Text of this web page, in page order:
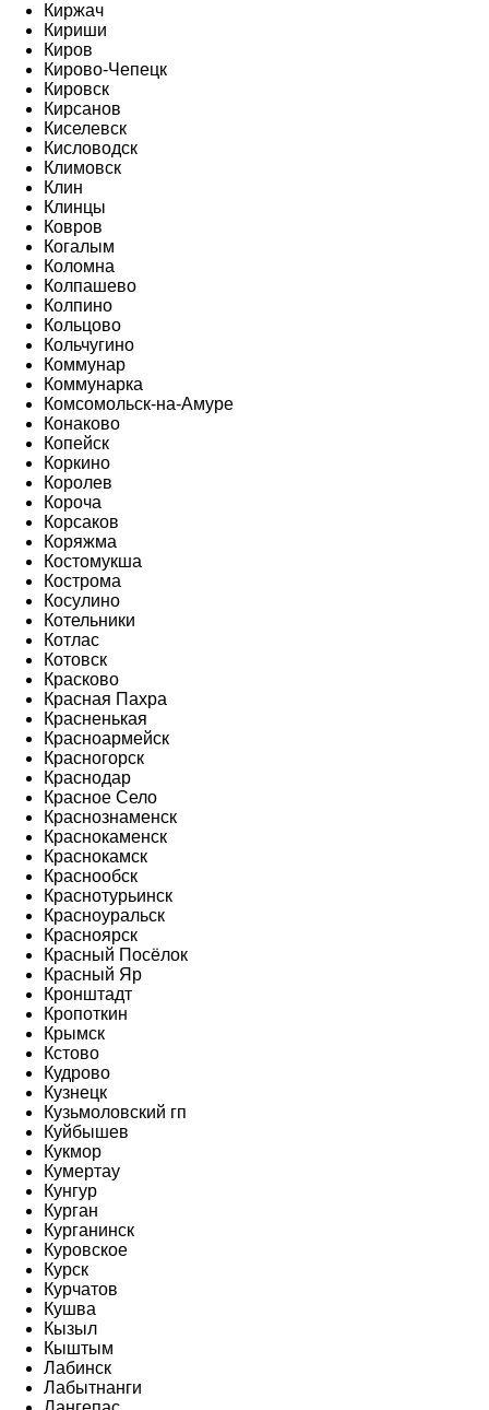
Киржач
Кириши
Киров
Кирово-Чепецк
Кировск
Кирсанов
Киселевск
Кисловодск
Климовск
Клин
Клинцы
Ковров
Когалым
Коломна
Колпашево
Колпино
Кольцово
Кольчугино
Коммунар
Коммунарка
Комсомольск-на-Амуре
Конаково
Копейск
Коркино
Королев
Короча
Корсаков
Коряжма
Костомукша
Кострома
Косулино
Котельники
Котлас
Котовск
Красково
Красная Пахра
Красненькая
Красноармейск
Красногорск
Краснодар
Красное Село
Краснознаменск
Краснокаменск
Краснокамск
Краснообск
Краснотурьинск
Красноуральск
Красноярск
Красный Посёлок
Красный Яр
Кронштадт
Кропоткин
Крымск
Кстово
Кудрово
Кузнецк
Кузьмоловский гп
Куйбышев
Кукмор
Кумертау
Кунгур
Курган
Курганинск
Куровское
Курск
Курчатов
Кушва
Кызыл
Кыштым
Лабинск
Лабытнанги